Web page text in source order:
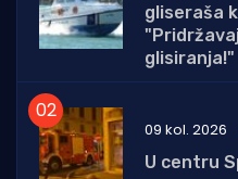
gliseraša
glisiranja!"
09 kol. 2026
U centru